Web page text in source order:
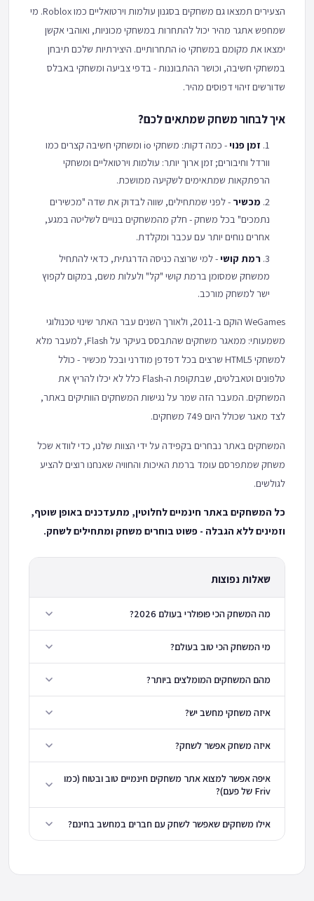
הצעירים תמצאו גם משחקים בסגנון עולמות וירטואליים כמו Roblox. מי
שמחפש אתגר מהיר יכול להתחרות במשחקי מכוניות, ואוהבי אקשן
ימצאו את מקומם במשחקי io התחרותיים. היצירתיות שלכם תיבחן
במשחקי חשיבה, וכושר ההתבוננות - בדפי צביעה ומשחקי באבלס
שדורשים זיהוי דפוסים מהיר.
איך לבחור משחק שמתאים לכם?
זמן פנוי
- כמה דקות: משחקי io ומשחקי חשיבה קצרים כמו
וורדל וחיבורים; זמן ארוך יותר: עולמות וירטואליים ומשחקי
הרפתקאות שמתאימים לשקיעה ממושכת.
מכשיר - לפני שמתחילים, שווה לבדוק את שדה "מכשירים
נתמכים" בכל משחק - חלק מהמשחקים בנויים לשליטה במגע,
אחרים נוחים יותר עם עכבר ומקלדת.
רמת קושי- למי שרוצה כניסה הדרגתית, כדאי להתחיל
ממשחק שמסומן ברמת קושי "קל" ולעלות משם, במקום לקפוץ
ישר למשחק מורכב.
WeGames הוקם ב-2011, ולאורך השנים עבר האתר שינוי טכנולוגי
משמעותי: ממאגר משחקים שהתבסס בעיקר על Flash, למעבר מלא
למשחקי HTML5 שרצים בכל דפדפן מודרני ובכל מכשיר - כולל
טלפונים וטאבלטים, שבתקופת ה-Flash כלל לא יכלו להריץ את
המשחקים. המעבר הזה שמר על נגישות המשחקים הוותיקים באתר,
לצד מאגר שכולל היום 749 משחקים.
המשחקים באתר נבחרים בקפידה על ידי הצוות שלנו, כדי לוודא שכל
משחק שמתפרסם עומד ברמת האיכות והחוויה שאנחנו רוצים להציע
לגולשים.
כל המשחקים באתר חינמיים לחלוטין, מתעדכנים באופן שוטף,
וזמינים ללא הגבלה - פשוט בוחרים משחק ומתחילים לשחק.
שאלות נפוצות
מה המשחק הכי פופולרי בעולם 2026?
מי המשחק הכי טוב בעולם?
מהם המשחקים המומלצים ביותר?
איזה משחקי מחשב יש?
איזה משחק אפשר לשחק?
איפה אפשר למצוא אתר משחקים חינמיים טוב ובטוח (כמו
Friv של פעם)?
אילו משחקים שאפשר לשחק עם חברים במחשב בחינם?